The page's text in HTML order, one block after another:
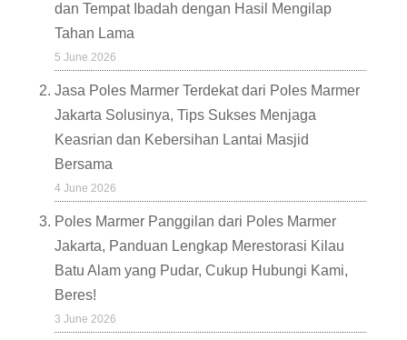
dan Tempat Ibadah dengan Hasil Mengilap
Tahan Lama
5 June 2026
Jasa Poles Marmer Terdekat dari Poles Marmer
Jakarta Solusinya, Tips Sukses Menjaga
Keasrian dan Kebersihan Lantai Masjid
Bersama
4 June 2026
Poles Marmer Panggilan dari Poles Marmer
Jakarta, Panduan Lengkap Merestorasi Kilau
Batu Alam yang Pudar, Cukup Hubungi Kami,
Beres!
3 June 2026